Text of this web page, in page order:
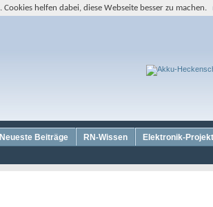
Neueste Beiträge RN-Wissen Elektronik-
Cookies helfen dabei, diese Webseite besser zu machen.